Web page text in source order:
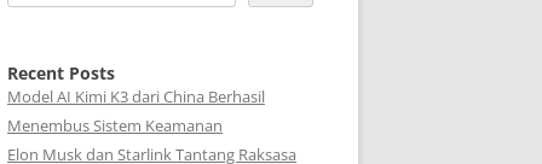
Recent Posts
Model AI Kimi K3 dari China Berhasil
Menembus Sistem Keamanan
Elon Musk dan Starlink Tantang Raksasa